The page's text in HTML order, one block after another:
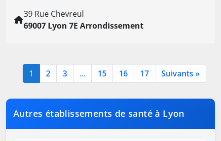
39 Rue Chevreul
69007 Lyon 7E Arrondissement
1 2 3 … 15 16 17 Suivants »
Autres établissements de santé à Lyon